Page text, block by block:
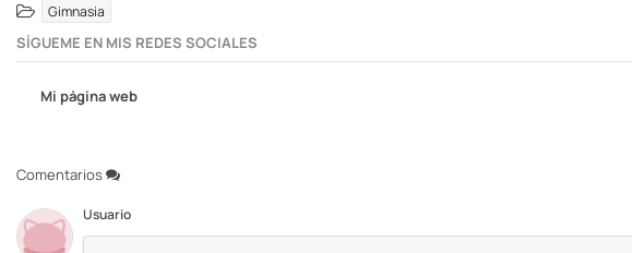
Gimnasia
SÍGUEME EN MIS REDES SOCIALES
Mi página web
Comentarios
Usuario